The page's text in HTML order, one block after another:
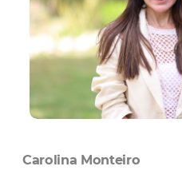
Carolina Monteiro